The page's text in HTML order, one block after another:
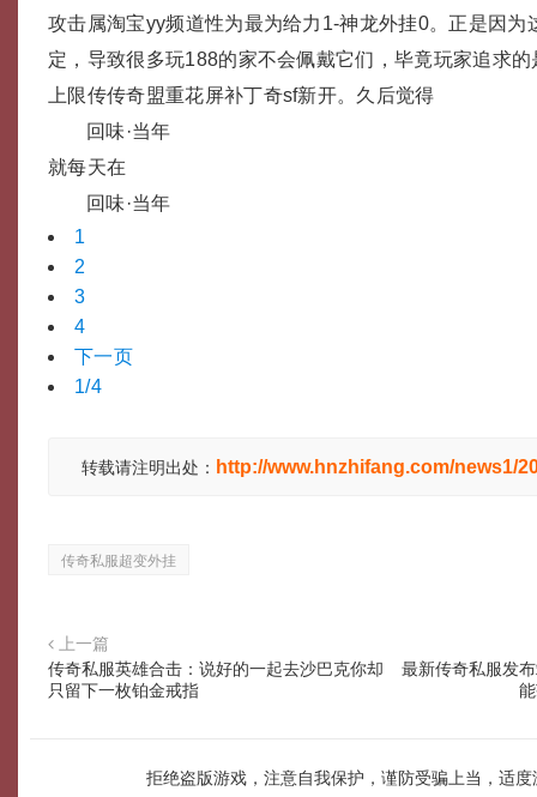
攻击属淘宝yy频道性为最为给力1-神龙外挂0。正是因为
定，导致很多玩188的家不会佩戴它们，毕竟玩家追求
上限传传奇盟重花屏补丁奇sf新开。久后觉得
回味·当年
就每天在
回味·当年
1
2
3
4
下一页
1/4
转载请注明出处： http://www.hnzhifang.com/news1/
传奇私服超变外挂
上一篇
传奇私服英雄合击：说好的一起去沙巴克你却
只留下一枚铂金戒指
最新传奇私服发
拒绝盗版游戏，注意自我保护，谨防受骗上当，适